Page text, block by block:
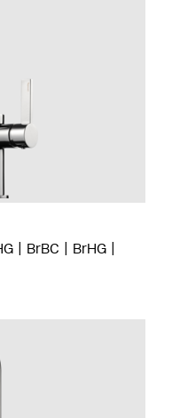
BrBC
BrHG